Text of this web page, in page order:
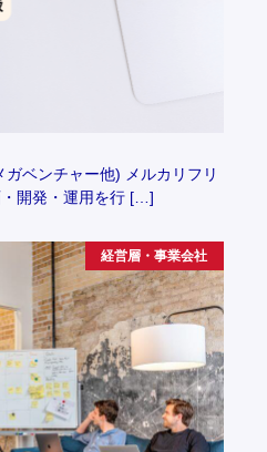
ベンチャー他) メルカリフリ
開発・運用を行 […]
経営層・事業会社